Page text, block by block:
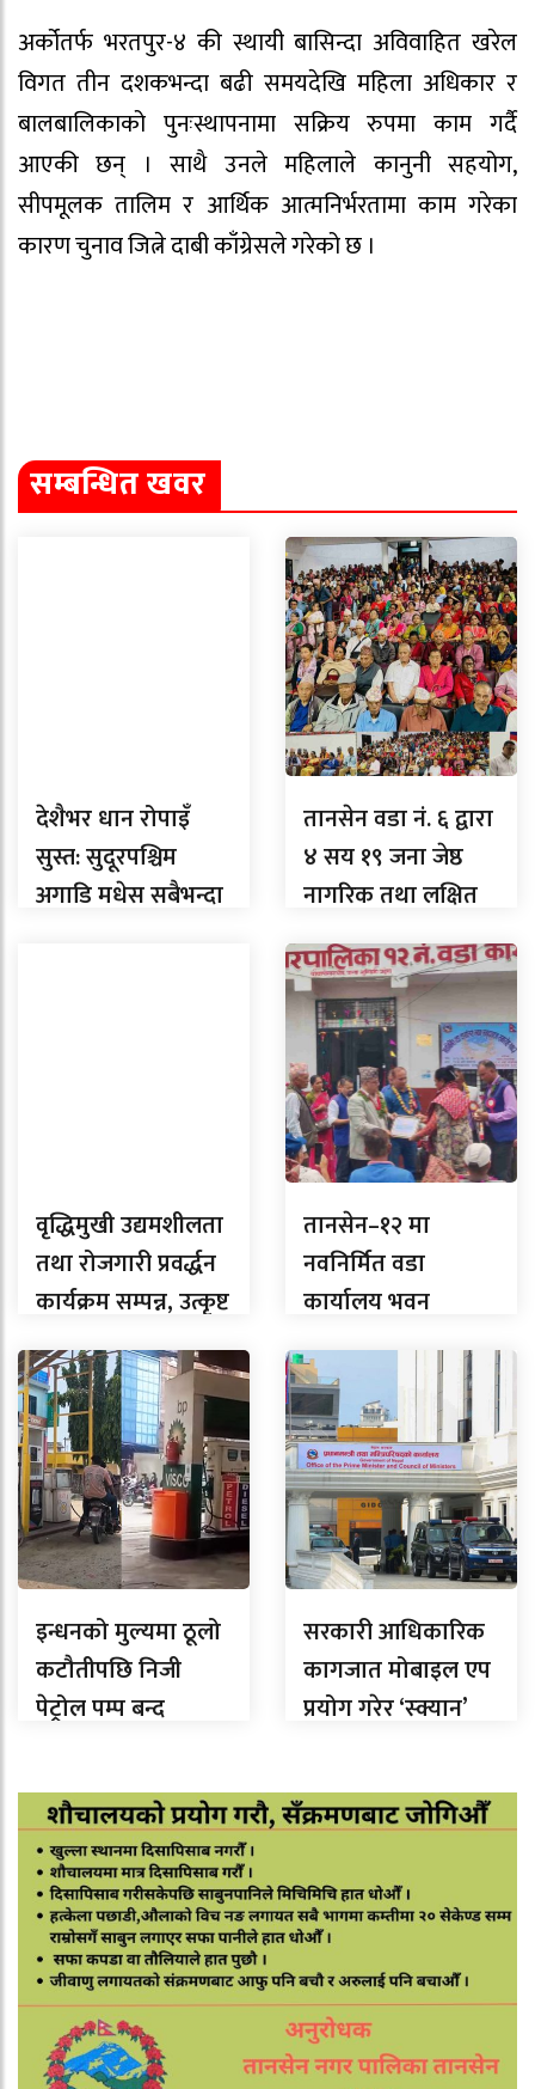
अर्कोतर्फ भरतपुर-४ की स्थायी बासिन्दा अविवाहित खरेल
विगत तीन दशकभन्दा बढी समयदेखि महिला अधिकार र
बालबालिकाको पुनःस्थापनामा सक्रिय रुपमा काम गर्दै
आएकी छन् । साथै उनले महिलाले कानुनी सहयोग,
सीपमूलक तालिम र आर्थिक आत्मनिर्भरतामा काम गरेका
कारण चुनाव जित्ने दाबी काँग्रेसले गरेको छ ।
सम्बन्धित खवर
देशैभर धान रोपाइँ
सुस्त: सुदूरपश्चिम
अगाडि मधेस सबैभन्दा
तानसेन वडा नं. ६ द्वारा
४ सय १९ जना जेष्ठ
नागरिक तथा लक्षित
वर्गलाई सम्मान
वृद्धिमुखी उद्यमशीलता
तथा रोजगारी प्रवर्द्धन
कार्यक्रम सम्पन्न, उत्कृष्ट
उद्यमी सम्मानित
तानसेन–१२ मा
नवनिर्मित वडा
कार्यालय भवन
समुद्घाटन
इन्धनको मुल्यमा ठूलो
कटौतीपछि निजी
पेट्रोल पम्प बन्द
सरकारी आधिकारिक
कागजात मोबाइल एप
प्रयोग गरेर ‘स्क्यान’
सरकारलाई निर्देशन